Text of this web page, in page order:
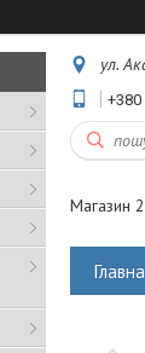
ул.
+380
Магазин